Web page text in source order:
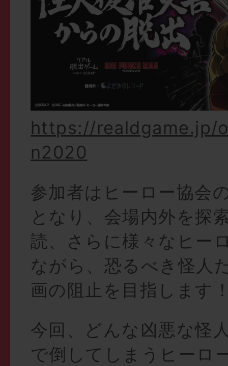
https://realdgame.jp/
n2020
参加者はヒーロー協会
となり、会場内外を探
読、さらに様々なヒー
ながら、恐るべき怪人
画の阻止を目指します
今回、どんな凶悪な怪
で倒してしまうヒーロ